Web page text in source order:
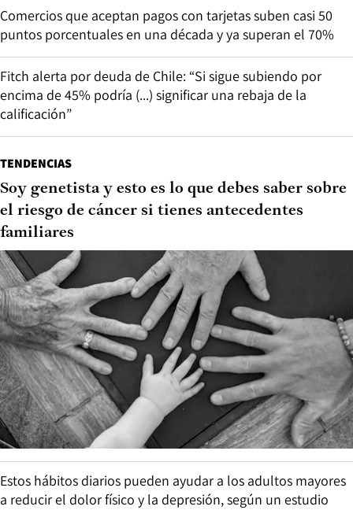
Comercios que aceptan pagos con tarjetas suben casi 50
puntos porcentuales en una década y ya superan el 70%
Fitch alerta por deuda de Chile: “Si sigue subiendo por
encima de 45% podría (...) significar una rebaja de la
calificación”
TENDENCIAS
Soy genetista y esto es lo que debes saber sobre
el riesgo de cáncer si tienes antecedentes
familiares
Estos hábitos diarios pueden ayudar a los adultos mayores
a reducir el dolor físico y la depresión, según un estudio